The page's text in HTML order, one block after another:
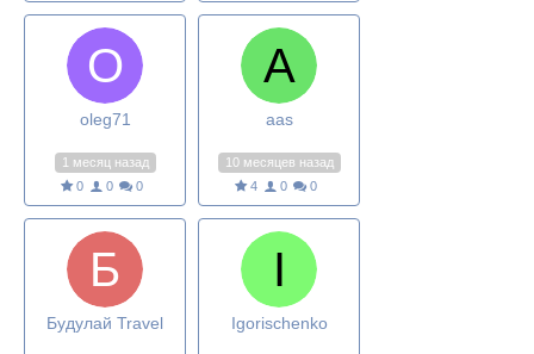
oleg71
1 месяц назад
0
0 0
aas
10 месяцев назад
4
0 0
Будулай Travel Igorischenko